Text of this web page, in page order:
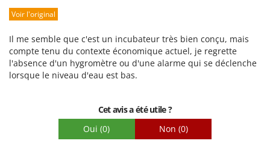
Vesco
W
Waldner
Weber
Wiper EcoRobot
Wolf Garten
Prestations
Qualité / Prix
Facilité de montage
Voir l'original
Il me semble que c'est un incubateur très bien conçu, mais
compte tenu du contexte économique actuel, je regrette
l'absence d'un hygromètre ou d'une alarme qui se déclenche
lorsque le niveau d'eau est bas.
Cet avis a été utile ?
Oui (0) Non (0)